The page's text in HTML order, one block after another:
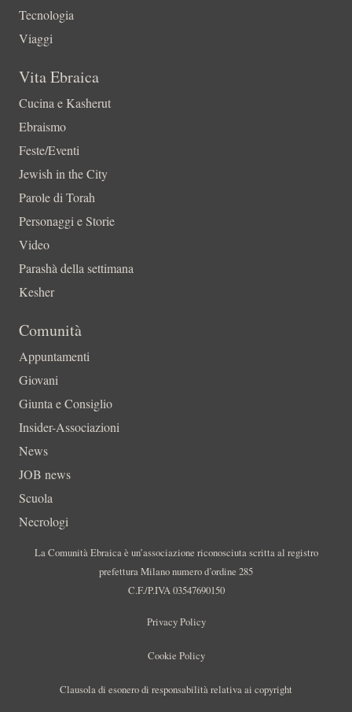
Tecnologia
Viaggi
Vita Ebraica
Cucina e Kasherut
Ebraismo
Feste/Eventi
Jewish in the City
Parole di Torah
Personaggi e Storie
Video
Parashà della settimana
Kesher
Comunità
Appuntamenti
Giovani
Giunta e Consiglio
Insider-Associazioni
News
JOB news
Scuola
Necrologi
La Comunità Ebraica è un’associazione riconosciuta scritta al registro
prefettura Milano numero d’ordine 285
C.F./P.IVA 03547690150
Privacy Policy
Cookie Policy
Clausola di esonero di responsabilità relativa ai copyright